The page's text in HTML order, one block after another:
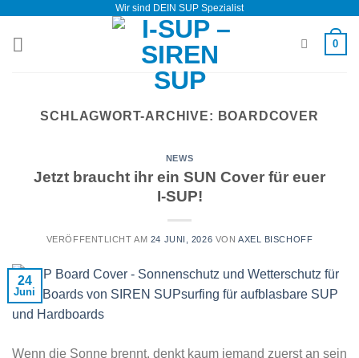
springen
Wir sind DEIN SUP Spezialist
0
SCHLAGWORT-ARCHIVE: BOARDCOVER
NEWS
Jetzt braucht ihr ein SUN Cover für euer
I-SUP!
VERÖFFENTLICHT AM 24 JUNI, 2026 VON AXEL BISCHOFF
24
Juni
Wenn die Sonne brennt, denkt kaum jemand zuerst an sein